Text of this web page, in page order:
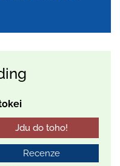
Jdu do toho!
Recenze